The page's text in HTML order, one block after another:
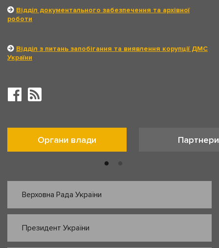
Відділ документального забезпечення та архівної
роботи
Відділ з питань запобігання та виявлення корупції ДМС
України
Органи влади Партнери
Верховна Рада України
Президент України